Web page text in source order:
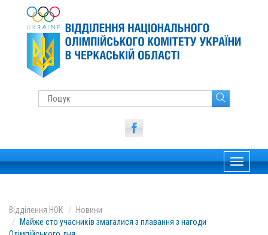
Toggle
Відділення НОК
Новини
Майже сто учасників змагалися з плавання з нагоди